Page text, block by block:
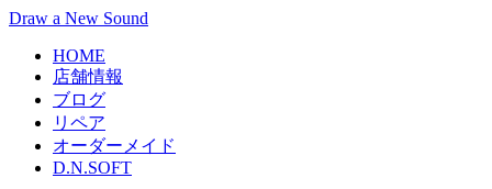
Draw a New Sound
HOME
店舗情報
ブログ
リペア
オーダーメイド
D.N.SOFT